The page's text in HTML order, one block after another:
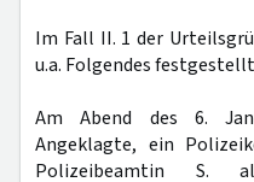
Im Fall II. 1 der
u.a. Folgendes
Am Abend des 6.
Angeklagte, ein
Polizeibeamtin S.